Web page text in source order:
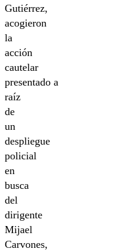
Gutiérrez,
acogieron
la
acción
cautelar
presentado a
raíz
de
un
despliegue
policial
en
busca
del
dirigente
Mijael
Carvones,